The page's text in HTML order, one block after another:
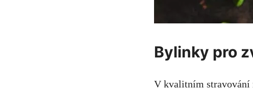
Bylinky pro
V kvalitním stravování